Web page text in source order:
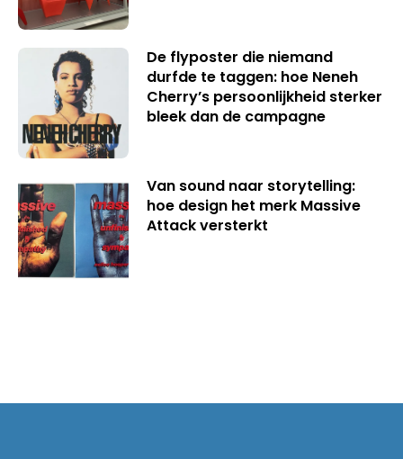
De flyposter die niemand
durfde te taggen: hoe Neneh
Cherry’s persoonlijkheid sterker
bleek dan de campagne
Van sound naar storytelling:
hoe design het merk Massive
Attack versterkt